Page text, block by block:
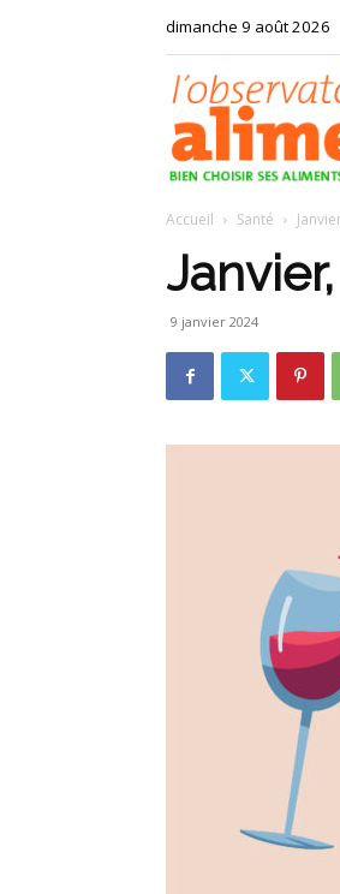
dimanche 9 août 2026
Accueil Santé
9 janvier 2024